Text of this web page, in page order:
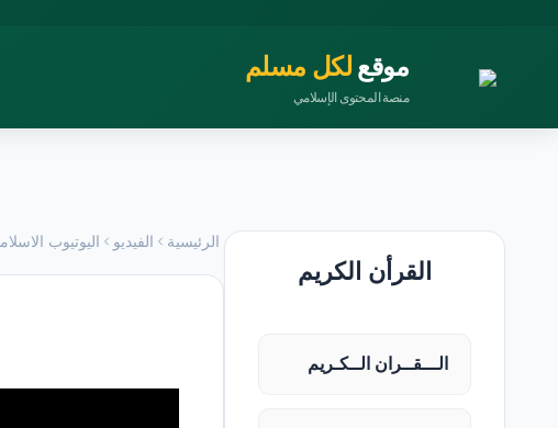
موقع لكل مسلم
منصة المحتوى الإسلامي
القرأن الكريم
الـــقــران الــكـريم
الرئيسية الفيديو اليوتيوب